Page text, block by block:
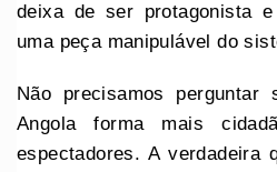
deixa de ser protagonista
uma peça manipulável do
Não precisamos
Angola forma mais
espectadores. A verdadeira